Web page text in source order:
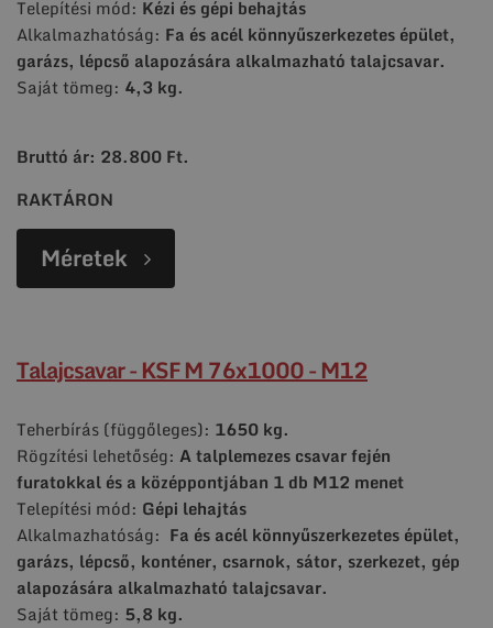
Telepítési mód: Kézi és gépi behajtás
Alkalmazhatóság: Fa és acél könnyűszerkezetes épület,
garázs, lépcső alapozására alkalmazható talajcsavar.
Saját tömeg: 4,3 kg.
Bruttó ár: 28.800 Ft.
RAKTÁRON
Méretek
Talajcsavar - KSF M 76x1000 - M12
Teherbírás (függőleges): 1650 kg.
Rögzítési lehetőség: A talplemezes csavar fején
furatokkal és a középpontjában 1 db M12 menet
Telepítési mód: Gépi lehajtás
Alkalmazhatóság: Fa és acél könnyűszerkezetes épület,
garázs, lépcső, konténer, csarnok, sátor, szerkezet, gép
alapozására alkalmazható talajcsavar.
Saját tömeg: 5,8 kg.